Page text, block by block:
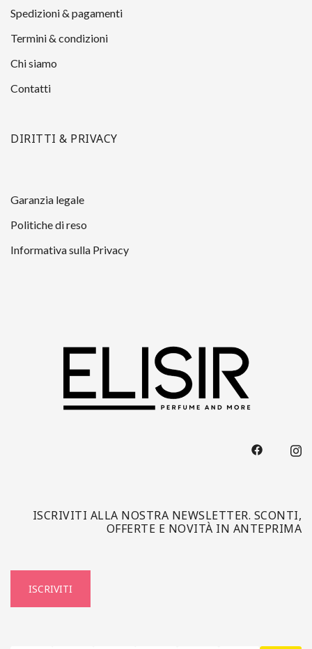
Spedizioni & pagamenti
Termini & condizioni
Chi siamo
Contatti
DIRITTI & PRIVACY
Garanzia legale
Politiche di reso
Informativa sulla Privacy
ISCRIVITI ALLA NOSTRA NEWSLETTER. SCONTI,
OFFERTE E NOVITÀ IN ANTEPRIMA
ISCRIVITI